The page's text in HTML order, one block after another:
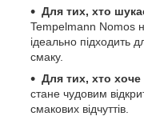
Для тих, хто
Tempelmann Nomos
ідеально підходить
смаку.
Для тих, хто
стане чудовим
смакових відчуттів.